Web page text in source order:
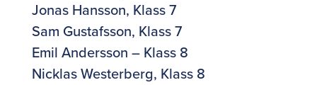
Jonas Hansson, Klass 7
Sam Gustafsson, Klass 7
Emil Andersson – Klass 8
Nicklas Westerberg, Klass 8